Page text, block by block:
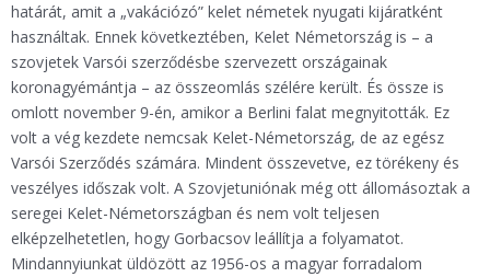
határát, amit a „vakációzó” kelet németek nyugati kijáratként
használtak. Ennek következtében, Kelet Németország is – a
szovjetek Varsói szerződésbe szervezett országainak
koronagyémántja – az összeomlás szélére került. És össze is
omlott november 9-én, amikor a Berlini falat megnyitották. Ez
volt a vég kezdete nemcsak Kelet-Németország, de az egész
Varsói Szerződés számára. Mindent összevetve, ez törékeny és
veszélyes időszak volt. A Szovjetuniónak még ott állomásoztak a
seregei Kelet-Németországban és nem volt teljesen
elképzelhetetlen, hogy Gorbacsov leállítja a folyamatot.
Mindannyiunkat üldözött az 1956-os a magyar forradalom